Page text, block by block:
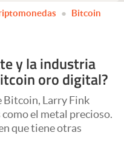
Bitcoin
y la industria
oro digital?
Bitcoin, Larry Fink
el metal precioso.
que tiene otras